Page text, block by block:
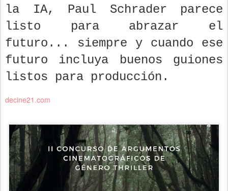
la IA, Paul Schrader parece
listo para abrazar el
futuro... siempre y cuando ese
futuro incluya buenos guiones
listos para producción.
decine21.com